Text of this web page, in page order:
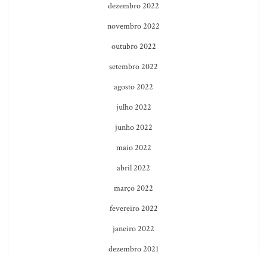
dezembro 2022
novembro 2022
outubro 2022
setembro 2022
agosto 2022
julho 2022
junho 2022
maio 2022
abril 2022
março 2022
fevereiro 2022
janeiro 2022
dezembro 2021